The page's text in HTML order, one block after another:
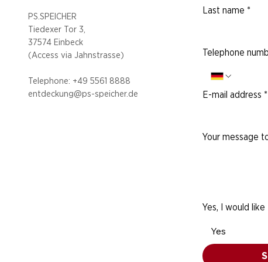
PS.SPEICHER
Tiedexer Tor 3,
37574 Einbeck
(Access via Jahnstrasse)
Telephone: +49 5561 8888
entdeckung@ps-speicher.de
Last name *
Telephone
E-mail address *
Your message
Yes, I would
Yes